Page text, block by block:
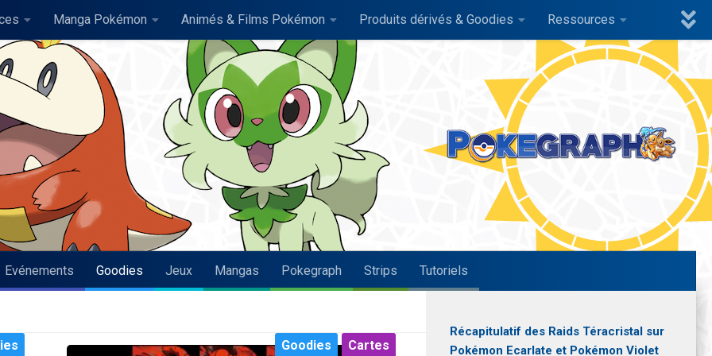
Manga Pokémon Animés & Films Pokémon Produits dérivés & Goodies Ressources
Evénements Goodies Jeux Mangas Pokegraph Strips Tutoriels
Cartes
Goodies
Récapitulatif des Raids Téracristal sur
Pokémon Ecarlate et Pokémon Violet